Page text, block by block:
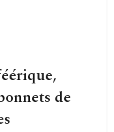
de